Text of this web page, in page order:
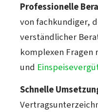
Professionelle
von fachkundiger,
verständlicher
komplexen Fragen
und
Schnelle